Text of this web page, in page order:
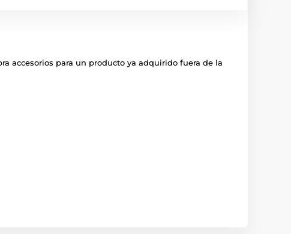
accesorios para un producto ya adquirido fuera de la